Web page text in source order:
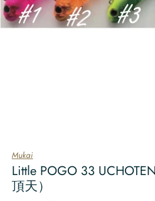
Mukai
Little POGO 33
頂天）